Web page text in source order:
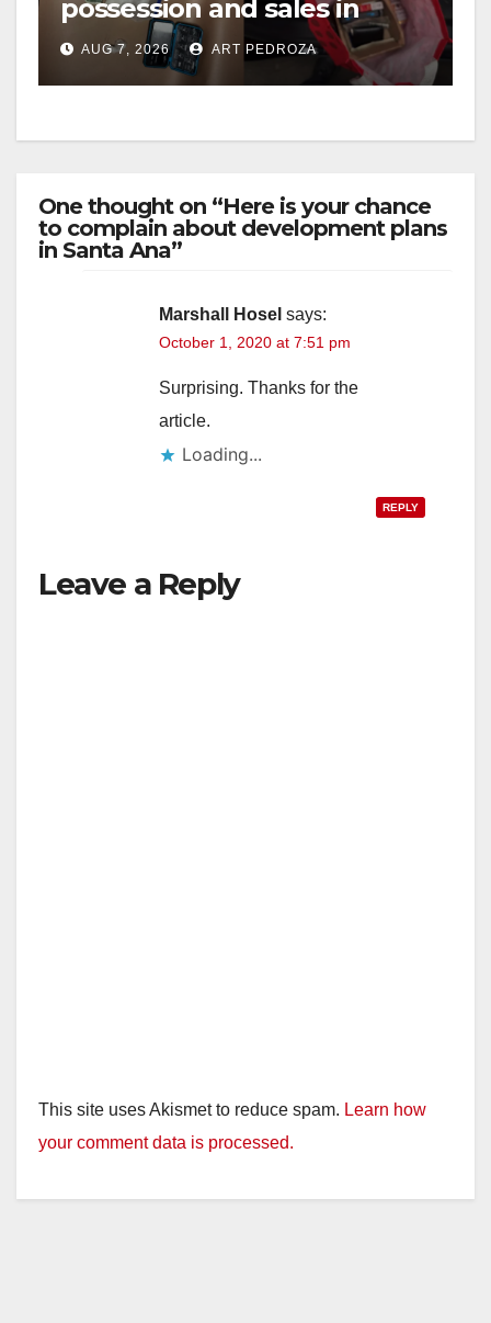
possession and sales in
coastal OC
AUG 7, 2026 ART PEDROZA
One thought on “Here is your chance
to complain about development plans
in Santa Ana”
Marshall Hosel says:
October 1, 2020 at 7:51 pm
Surprising. Thanks for the
article.
Loading...
REPLY
Leave a Reply
This site uses Akismet to reduce spam. Learn how
your comment data is processed.